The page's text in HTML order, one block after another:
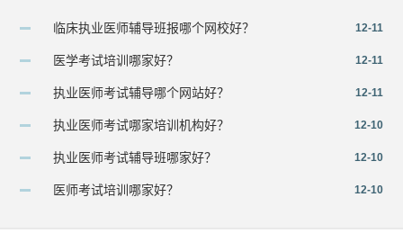
临床执业医师辅导班报哪个网校好？ 12-11
医学考试培训哪家好？ 12-11
执业医师考试辅导哪个网站好？ 12-11
执业医师考试哪家培训机构好？ 12-10
执业医师考试辅导班哪家好？ 12-10
医师考试培训哪家好？ 12-10